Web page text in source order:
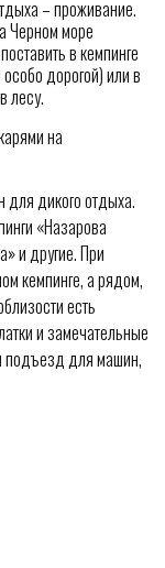
– проживание.
Черном море
в кемпинге
дорогой) или в
лесу.
на
для дикого отдыха.
«Назарова
и другие. При
кемпинге, а рядом,
есть
и замечательные
подъезд для машин,